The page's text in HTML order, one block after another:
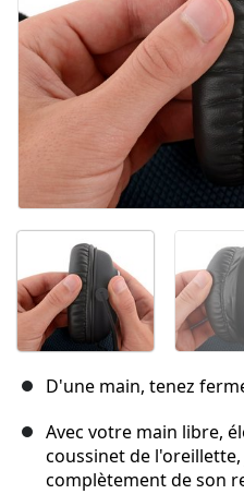
D'une main, tenez
Avec votre main libre,
coussinet de
complètement de son